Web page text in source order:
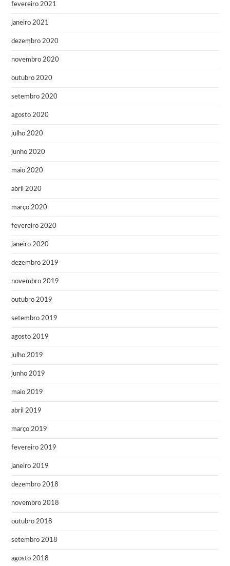
fevereiro 2021
janeiro 2021
dezembro 2020
novembro 2020
outubro 2020
setembro 2020
agosto 2020
julho 2020
junho 2020
maio 2020
abril 2020
março 2020
fevereiro 2020
janeiro 2020
dezembro 2019
novembro 2019
outubro 2019
setembro 2019
agosto 2019
julho 2019
junho 2019
maio 2019
abril 2019
março 2019
fevereiro 2019
janeiro 2019
dezembro 2018
novembro 2018
outubro 2018
setembro 2018
agosto 2018